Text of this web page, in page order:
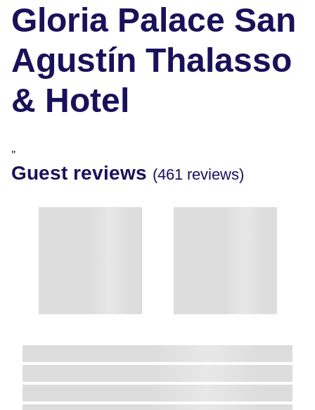
Gloria Palace San
Agustín Thalasso
& Hotel
"
Guest reviews (461 reviews)